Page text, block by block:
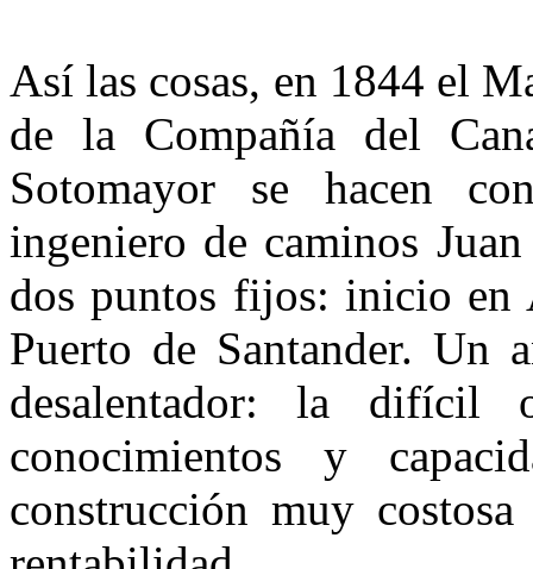
Así las cosas, en 1844 el
de la Compañía del
Sotomayor se hacen
ingeniero de caminos
dos puntos fijos: inicio
Puerto de Santander. Un
desalentador: la
conocimientos y
construcción muy